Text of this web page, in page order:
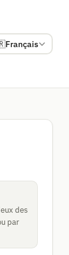
Français
des
par